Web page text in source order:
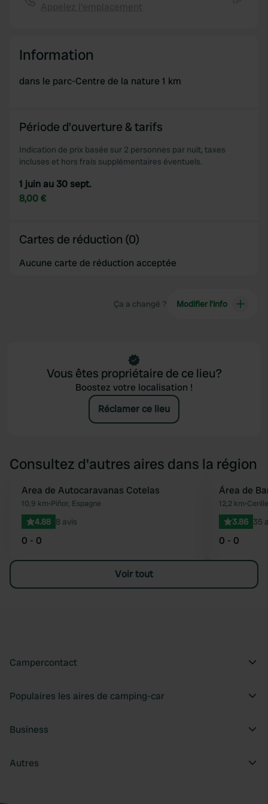
Information
dans le parc-Centre de la nature 1 km
Période d'ouverture & tarifs
Indication de prix basée sur 2 personnes par nuit, taxes
incluses et hors frais supplémentaires éventuels.
1 juin au 30 sept.
8,00 €
Cartes de réduction (0)
Aucune carte de réduction acceptée
Ça a changé ? Modifier l’info
Vous êtes propriétaire de ce lieu?
Boostez votre localisation !
Réclamer ce lieu
Consultez d'autres aires dans la région
Préféré
Area de Autocaravanas Cotelas
10,9 km•Piñor, Espagne
4.88 8 avis
0 - 0
Área de
12,2 km•
3.86 35
0 - 0
Voir tout
Campercontact
Populaires les aires de camping-car
Business
Autres